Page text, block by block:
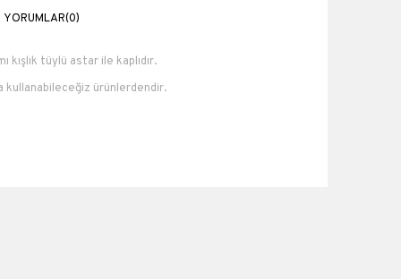
YORUMLAR(0)
kışlık tüylü astar ile kaplıdır.
kullanabileceğiz ürünlerdendir.